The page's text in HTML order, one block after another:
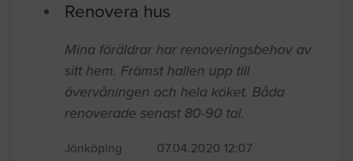
Renovera hus
Mina föräldrar har renoveringsbehov av
sitt hem. Främst hallen upp till
övervåningen och hela köket. Båda
renoverade senast 80-90 tal.
Jönköping 07.04.2020 12:07